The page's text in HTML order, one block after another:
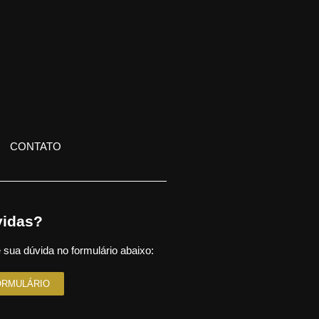
CONTATO
sua dúvida no formulário abaixo: